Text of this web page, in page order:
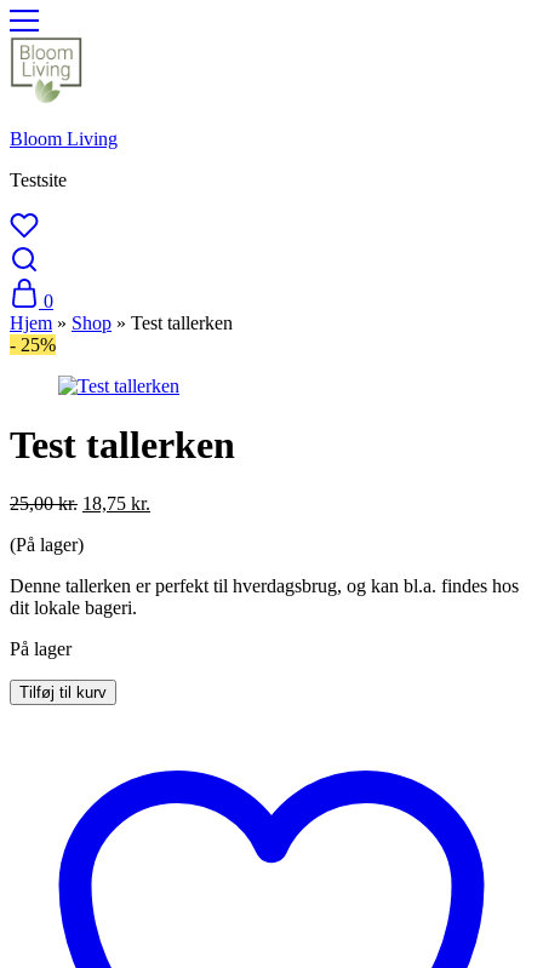
Bloom Living
Testsite
0
Hjem » Shop » Test tallerken
- 25%
Test tallerken
25,00kr. Den
pris
25,00 kr..
18,75 kr.
18,75 kr..
(På lager)
Denne tallerken er perfekt til hverdagsbrug, og kan bl.a. findes hos
dit lokale bageri.
På lager
Test
tallerken
Tilføj til kurv